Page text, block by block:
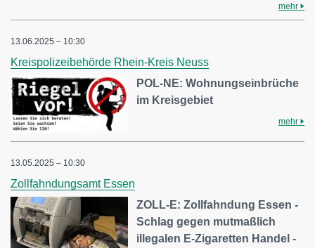
mehr
13.06.2025 – 10:30
Kreispolizeibehörde Rhein-Kreis Neuss
POL-NE: Wohnungseinbrüche
im Kreisgebiet
mehr
13.05.2025 – 10:30
Zollfahndungsamt Essen
ZOLL-E: Zollfahndung Essen -
Schlag gegen mutmaßlich
illegalen E-Zigaretten Handel -